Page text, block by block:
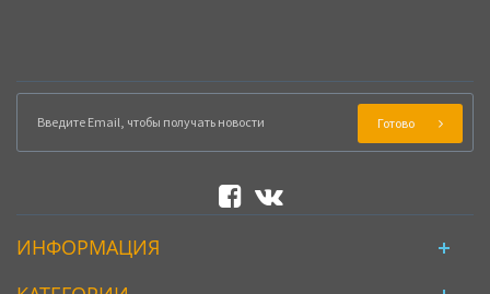
Готово
ИНФОРМАЦИЯ